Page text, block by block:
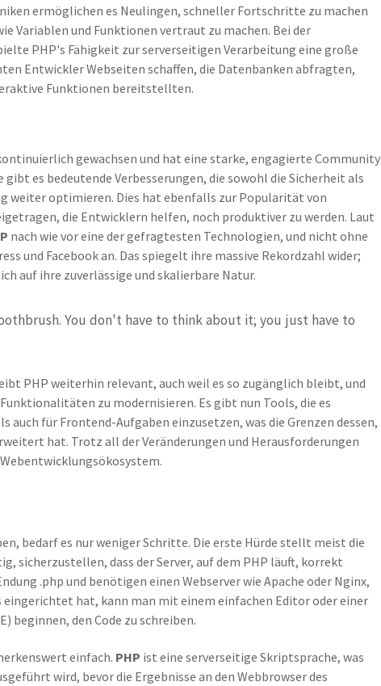
ermöglichen es Neulingen, schneller Fortschritte zu machen
Variablen und Funktionen vertraut zu machen. Bei der
PHP's Fähigkeit zur serverseitigen Verarbeitung eine große
Entwickler Webseiten schaffen, die Datenbanken abfragten,
Funktionen bereitstellten.
gewachsen und hat eine starke, engagierte Community
es bedeutende Verbesserungen, die sowohl die Sicherheit als
weiter optimieren. Dies hat ebenfalls zur Popularität von
die Entwicklern helfen, noch produktiver zu werden. Laut
nach wie vor eine der gefragtesten Technologien, und nicht ohne
und Facebook an. Das spiegelt ihre massive Rekordzahl wider;
auf ihre zuverlässige und skalierbare Natur.
You don't have to think about it; you just have to
PHP weiterhin relevant, auch weil es so zugänglich bleibt, und
zu modernisieren. Es gibt nun Tools, die es
auch für Frontend-Aufgaben einzusetzen, was die Grenzen dessen,
hat. Trotz all der Veränderungen und Herausforderungen
bedarf es nur weniger Schritte. Die erste Hürde stellt meist die
sicherzustellen, dass der Server, auf dem PHP läuft, korrekt
.php und benötigen einen Webserver wie Apache oder Nginx,
eingerichtet hat, kann man mit einem einfachen Editor oder einer
den Code zu schreiben.
einfach. PHP ist eine serverseitige Skriptsprache, was
wird, bevor die Ergebnisse an den Webbrowser des